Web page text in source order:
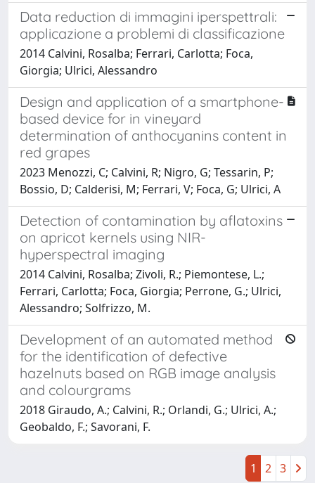
Data reduction di immagini iperspettrali:
applicazione a problemi di classificazione
2014 Calvini, Rosalba; Ferrari, Carlotta; Foca,
Giorgia; Ulrici, Alessandro
Design and application of a smartphone-
based device for in vineyard
determination of anthocyanins content in
red grapes
2023 Menozzi, C; Calvini, R; Nigro, G; Tessarin, P;
Bossio, D; Calderisi, M; Ferrari, V; Foca, G; Ulrici, A
Detection of contamination by aflatoxins
on apricot kernels using NIR-
hyperspectral imaging
2014 Calvini, Rosalba; Zivoli, R.; Piemontese, L.;
Ferrari, Carlotta; Foca, Giorgia; Perrone, G.; Ulrici,
Alessandro; Solfrizzo, M.
Development of an automated method
for the identification of defective
hazelnuts based on RGB image analysis
and colourgrams
2018 Giraudo, A.; Calvini, R.; Orlandi, G.; Ulrici, A.;
Geobaldo, F.; Savorani, F.
1 2 3